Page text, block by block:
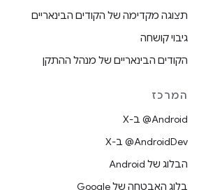
תצוגה מקדימה של הקודים הבינאריים
גיבוי קושחה
הקודים הבינאריים של מנהל ההתקן
המרכז
‫‎@Android ב-X
‫‎@AndroidDev ב-X
הבלוג של Android
בלוג האבטחה של Google